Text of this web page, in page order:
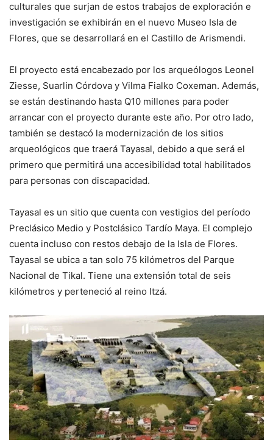
culturales que surjan de estos trabajos de exploración e
investigación se exhibirán en el nuevo Museo Isla de
Flores, que se desarrollará en el Castillo de Arismendi.
El proyecto está encabezado por los arqueólogos Leonel
Ziesse, Suarlin Córdova y Vilma Fialko Coxeman. Además,
se están destinando hasta Q10 millones para poder
arrancar con el proyecto durante este año. Por otro lado,
también se destacó la modernización de los sitios
arqueológicos que traerá Tayasal, debido a que será el
primero que permitirá una accesibilidad total habilitados
para personas con discapacidad.
Tayasal es un sitio que cuenta con vestigios del período
Preclásico Medio y Postclásico Tardío Maya. El complejo
cuenta incluso con restos debajo de la Isla de Flores.
Tayasal se ubica a tan solo 75 kilómetros del Parque
Nacional de Tikal. Tiene una extensión total de seis
kilómetros y perteneció al reino Itzá.